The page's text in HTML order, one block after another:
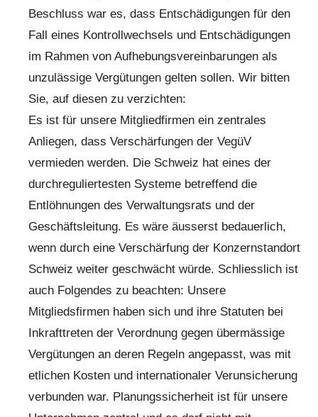
Beschluss war es, dass Entschädigungen für den
Fall eines Kontrollwechsels und Entschädigungen
im Rahmen von Aufhebungsvereinbarungen als
unzulässige Vergütungen gelten sollen. Wir bitten
Sie, auf diesen zu verzichten:
Es ist für unsere Mitgliedfirmen ein zentrales
Anliegen, dass Verschärfungen der VegüV
vermieden werden. Die Schweiz hat eines der
durchreguliertesten Systeme betreffend die
Entlöhnungen des Verwaltungsrats und der
Geschäftsleitung. Es wäre äusserst bedauerlich,
wenn durch eine Verschärfung der Konzernstandort
Schweiz weiter geschwächt würde. Schliesslich ist
auch Folgendes zu beachten: Unsere
Mitgliedsfirmen haben sich und ihre Statuten bei
Inkrafttreten der Verordnung gegen übermässige
Vergütungen an deren Regeln angepasst, was mit
etlichen Kosten und internationaler Verunsicherung
verbunden war. Planungssicherheit ist für unsere